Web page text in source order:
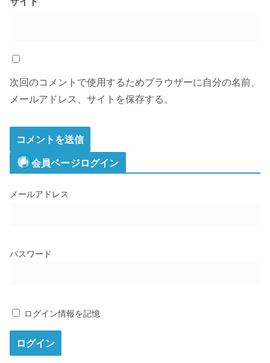
次回のコメントで使用するためブラウザーに自分の名前、
メールアドレス、サイトを保存する。
会員ページログイン
メールアドレス
パスワード
ログイン情報を記憶